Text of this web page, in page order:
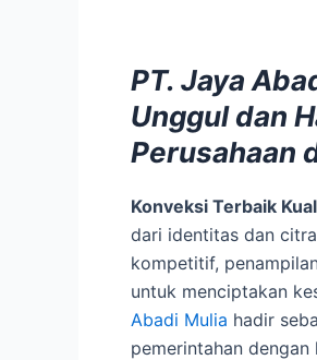
PT. Jaya
Unggul dan
Perusahaan
Konveksi Terbaik
dari identitas dan
kompetitif,
untuk menciptakan
Abadi Mulia hadir
pemerintahan